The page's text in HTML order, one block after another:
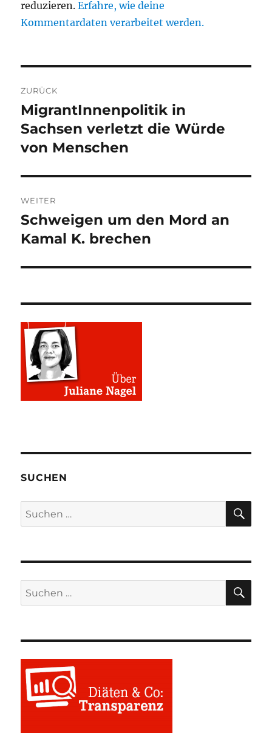
reduzieren.Erfahre, wie deine
Kommentardaten verarbeitet werden.
ZURÜCK
Vorheriger
Beitrag:
MigrantInnenpolitik in
Sachsen verletzt die Würde
von Menschen
WEITER
Nächster
Beitrag:
Schweigen um den Mord an
Kamal K. brechen
SUCHEN
Suchen
nach:
Suchen
nach: